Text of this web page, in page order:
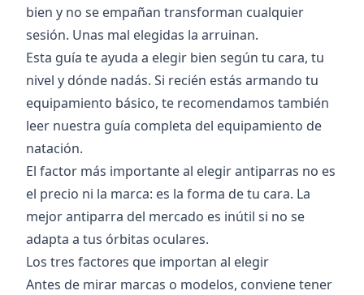
bien y no se empañan transforman cualquier
sesión. Unas mal elegidas la arruinan.
Esta guía te ayuda a elegir bien según tu cara, tu
nivel y dónde nadás. Si recién estás armando tu
equipamiento básico, te recomendamos también
leer nuestra guía completa del equipamiento de
natación.
El factor más importante al elegir antiparras no es
el precio ni la marca: es la forma de tu cara. La
mejor antiparra del mercado es inútil si no se
adapta a tus órbitas oculares.
Los tres factores que importan al elegir
Antes de mirar marcas o modelos, conviene tener